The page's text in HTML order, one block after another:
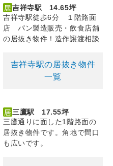
吉祥寺駅 14.65坪
吉祥寺駅徒歩6分 １階路面
店 パン製造販売・飲食店舗
の居抜き物件！造作譲渡相談
吉祥寺駅の居抜き物件
一覧
三鷹駅 17.55坪
三鷹通りに面した1階路面の
居抜き物件です。角地で間口
も広いです。